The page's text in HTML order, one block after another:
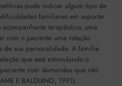
pode indicar algum tipo de
familiares em suportar
terapêutico, uma
com o paciente uma relação
de sua personalidade. A família
que está estimulando o
com demandas que não
E BALDUINO, 1991).